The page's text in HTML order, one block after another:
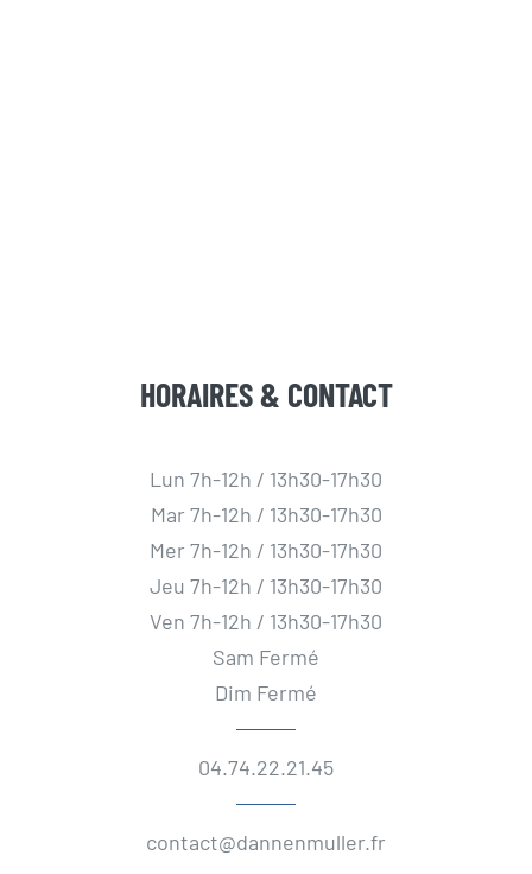
HORAIRES & CONTACT
Lun 7h-12h / 13h30-17h30
Mar 7h-12h / 13h30-17h30
Mer 7h-12h / 13h30-17h30
Jeu 7h-12h / 13h30-17h30
Ven 7h-12h / 13h30-17h30
Sam Fermé
Dim Fermé
04.74.22.21.45
contact@dannenmuller.fr